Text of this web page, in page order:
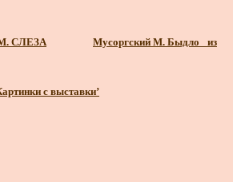
СЛЕЗА Мусоргский М. Быдло_ из
с выставки’